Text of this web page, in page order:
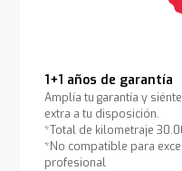
1+1 años de garantía
Amplía tu garantía y
extra a tu disposición.
*Total de kilometraje
*No compatible para
profesional